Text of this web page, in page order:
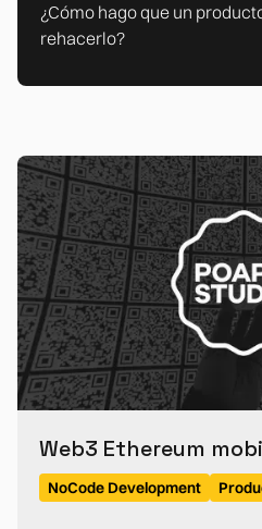
¿Cómo hago que un
rehacerlo?
Web3 Ethereum
NoCode Development